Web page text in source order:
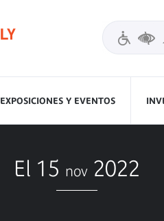
EXPOSICIONES Y EVENTOS
El 15 nov 2022